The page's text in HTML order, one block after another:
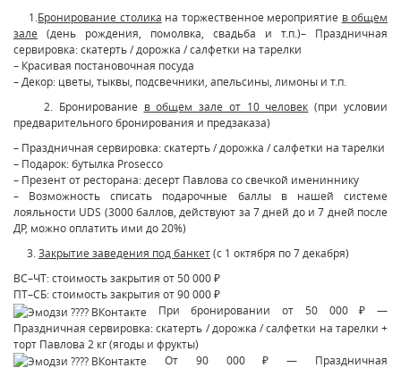
1. Бронирование столика на торжественное мероприятие в общем
зале (день рождения, помолвка, свадьба и т.п.)– Праздничная
сервировка: скатерть / дорожка / салфетки на тарелки
– Красивая постановочная посуда
– Декор: цветы, тыквы, подсвечники, апельсины, лимоны и т.п.
2. Бронирование в общем зале от 10 человек (при условии
предварительного бронирования и предзаказа)
– Праздничная сервировка: скатерть / дорожка / салфетки на тарелки
– Подарок: бутылка Prosecco
– Презент от ресторана: десерт Павлова со свечкой имениннику
– Возможность списать подарочные баллы в нашей системе
лояльности UDS (3000 баллов, действуют за 7 дней до и 7 дней после
ДР, можно оплатить ими до 20%)
3. Закрытие заведения под банкет(с 1 октября по 7 декабря)
ВС–ЧТ: стоимость закрытия от 50 000 ₽
ПТ–СБ: стоимость закрытия от 90 000 ₽
При бронировании от 50 000 ₽ —
Праздничная сервировка: скатерть / дорожка / салфетки на тарелки +
торт Павлова 2 кг (ягоды и фрукты)
От 90 000 ₽ — Праздничная